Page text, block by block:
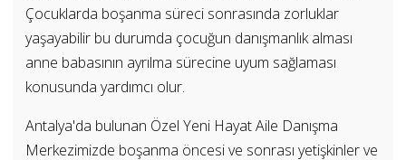
Çocuklarda boşanma süreci sonrasında zorluklar
yaşayabilir bu durumda çocuğun danışmanlık alması
anne babasının ayrılma sürecine uyum sağlaması
konusunda yardımcı olur.
Antalya'da bulunan Özel Yeni Hayat Aile Danışma
Merkezimizde boşanma öncesi ve sonrası yetişkinler ve